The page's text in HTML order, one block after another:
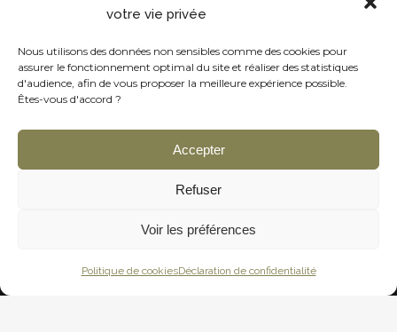
votre vie privée
Nous utilisons des données non sensibles comme des cookies pour
assurer le fonctionnement optimal du site et réaliser des statistiques
d'audience, afin de vous proposer la meilleure expérience possible.
Êtes-vous d'accord ?
Accepter
Refuser
Voir les préférences
Politique de cookiesDéclaration de confidentialité